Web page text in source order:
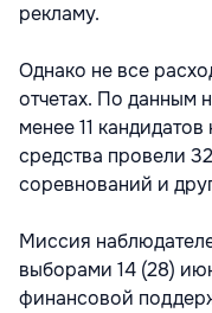
рекламу.
Однако не все
отчетах. По данным
менее 11
средства провели
соревнований и
Миссия
выборами 14 (28)
финансовой